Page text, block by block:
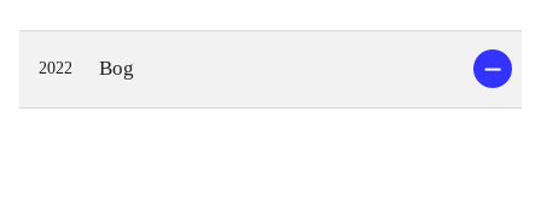
2022 Bog